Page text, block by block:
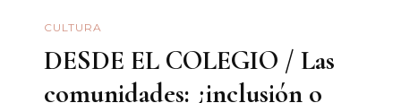
CULTURA
DESDE EL COLEGIO / Las
comunidades: ¿inclusión o